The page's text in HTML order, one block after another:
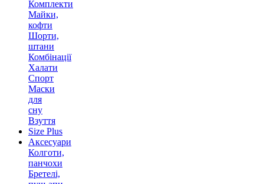
Комплекти
Майки,
кофти
Шорти,
штани
Комбінації
Халати
Спорт
Маски
для
сну
Взуття
Size Plus
Аксесуари
Колготи,
панчохи
Бретелі,